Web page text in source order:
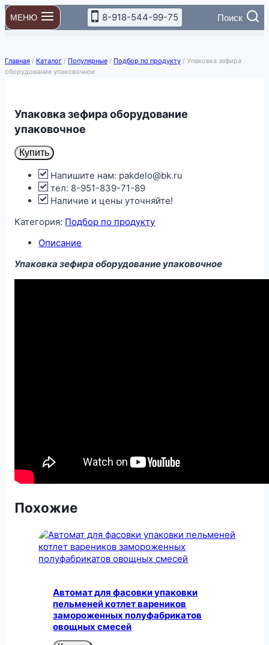
Перейти
к
содержимому
МЕНЮ 8-918-544-99-75 Поиск
Главная / Каталог / Популярные / Подбор по продукту / Упаковка зефира
оборудование упаковочное
Упаковка зефира оборудование
упаковочное
Купить
Напишите нам: pakdelo@bk.ru
тел: 8-951-839-71-89
Наличие и цены уточняйте!
Категория: Подбор по продукту
Описание
Упаковка зефира оборудование упаковочное
Похожие
Автомат для фасовки упаковки
пельменей котлет вареников
замороженных полуфабрикатов
овощных смесей